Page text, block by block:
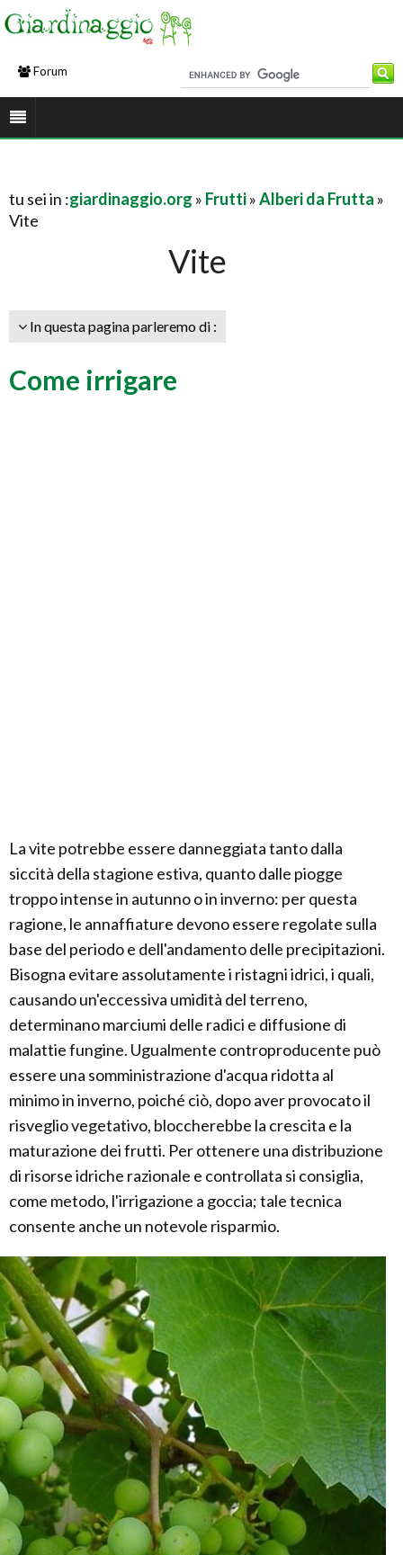
Forum
tu sei in :giardinaggio.org » Frutti»Alberi da Frutta »
Vite
Vite
In questa pagina parleremo di :
Come irrigare
La vite potrebbe essere danneggiata tanto dalla
siccità della stagione estiva, quanto dalle piogge
troppo intense in autunno o in inverno: per questa
ragione, le annaffiature devono essere regolate sulla
base del periodo e dell'andamento delle precipitazioni.
Bisogna evitare assolutamente i ristagni idrici, i quali,
causando un'eccessiva umidità del terreno,
determinano marciumi delle radici e diffusione di
malattie fungine. Ugualmente controproducente può
essere una somministrazione d'acqua ridotta al
minimo in inverno, poiché ciò, dopo aver provocato il
risveglio vegetativo, bloccherebbe la crescita e la
maturazione dei frutti. Per ottenere una distribuzione
di risorse idriche razionale e controllata si consiglia,
come metodo, l'irrigazione a goccia; tale tecnica
consente anche un notevole risparmio.